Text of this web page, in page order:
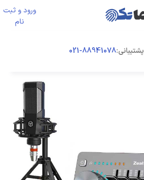
ورود و ثبت
نام
ورود / ثبت
پشتیبانی:88941078-021